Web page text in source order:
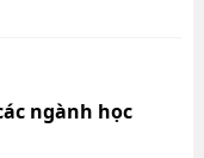
ngành học